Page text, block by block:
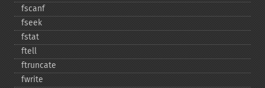
fscanf
fseek
fstat
ftell
ftruncate
fwrite